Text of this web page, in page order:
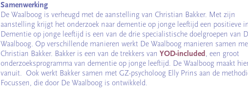
Samenwerking
De Waalboog is verheugd met de aanstelling van Christian Bakker. Met zijn
aanstelling krijgt het onderzoek naar dementie op jonge leeftijd een positieve
Dementie op jonge leeftijd is een van de drie specialistische doelgroepen van
Waalboog. Op verschillende manieren werkt De Waalboog manieren samen
Christian Bakker. Bakker is een van de trekkers van YOD-included , een groot
onderzoeksprogramma van dementie op jonge leeftijd. De Waalboog maakt
vanuit. Ook werkt Bakker samen met GZ-psycholoog Elly Prins aan de
Focussen, die door De Waalboog is ontwikkeld.